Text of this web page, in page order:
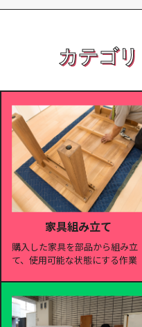
ー
カテゴリ
家具組み立て
購入した家具を部品から組み立
て、使用可能な状態にする作業